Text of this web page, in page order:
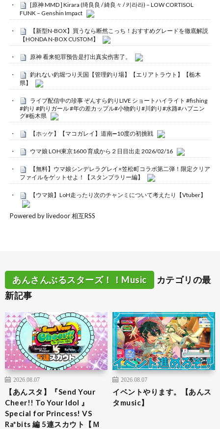
[原神 MMD ] Kirara (绮良良 / 綺良々 / 키라라) – LOW CORTISOL
FUNK – Genshin Impact
【新型N-BOX】買うなら断然こっち！おすすめグレードを徹底解説
【HONDA N-BOX CUSTOM】
原神 看来犯罪预告是打出真实伤害了。
釣れない釣堀つり天国【管理釣り場】【エリアトラウト】【栃木
県】
ライブ配信中の珍事 ぞんすら釣りLIVE ショートハイライト #fishing
#釣り #釣りガール #年の差カップル#小物釣り#川釣り#水路#ハプニン
グ#栃木県
【ホッケ】【マコガレイ】道南➖10度の初挑戦
ウマ娘 LOH東京1600 育成から２日目出走 2026/02/16
【無料】ウマ娘シンデレラグレイ×笠松町コラボ第二弾！限定クリア
ファイルをゲットせよ！【スタンプラリー編】
【ウマ娘】LoH走ったり次のチャンミについて考えたり【Vtuber】
Powered by livedoor 相互RSS
あんさんぶるスターズ！！Music
カテゴリの最
新記事
2026.08.07
【あんスタ】『Send Your
Cheer!! To Your Idol 』
Special for Princess! VS
Ra*bits 編 5連スカウト【Ｍ
2026.08.07
イベントやります。【あんス
タmusic】